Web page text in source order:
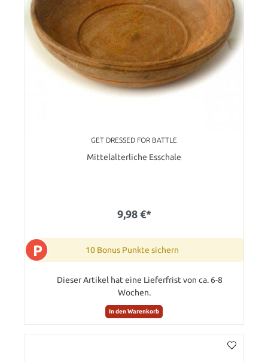
GET DRESSED FOR BATTLE
Mittelalterliche Esschale
9,98 €*
P 10 Bonus Punkte sichern
Dieser Artikel hat eine Lieferfrist von ca. 6-8
Wochen.
In den Warenkorb